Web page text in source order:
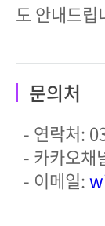
도 안내드립
문의처
- 연락처:
- 카카오채
- 이메일: